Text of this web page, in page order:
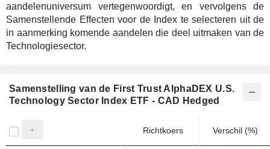
aandelenuniversum vertegenwoordigt, en vervolgens de
Samenstellende Effecten voor de Index te selecteren uit de
in aanmerking komende aandelen die deel uitmaken van de
Technologiesector.
Samenstelling van de First Trust AlphaDEX U.S.
Technology Sector Index ETF - CAD Hedged
Richtkoers Verschil (%)